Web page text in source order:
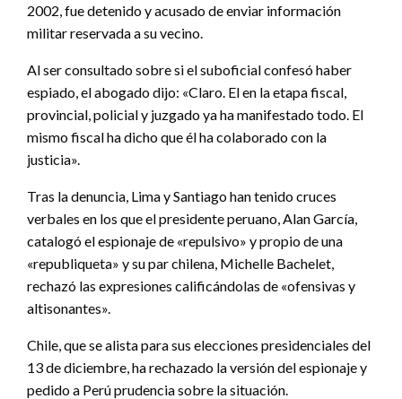
2002, fue detenido y acusado de enviar información
militar reservada a su vecino.
Al ser consultado sobre si el suboficial confesó haber
espiado, el abogado dijo: «Claro. El en la etapa fiscal,
provincial, policial y juzgado ya ha manifestado todo. El
mismo fiscal ha dicho que él ha colaborado con la
justicia».
Tras la denuncia, Lima y Santiago han tenido cruces
verbales en los que el presidente peruano, Alan García,
catalogó el espionaje de «repulsivo» y propio de una
«republiqueta» y su par chilena, Michelle Bachelet,
rechazó las expresiones calificándolas de «ofensivas y
altisonantes».
Chile, que se alista para sus elecciones presidenciales del
13 de diciembre, ha rechazado la versión del espionaje y
pedido a Perú prudencia sobre la situación.